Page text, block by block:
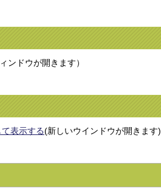
ンドウが開きます）
表示する(新しいウインドウが開きます)